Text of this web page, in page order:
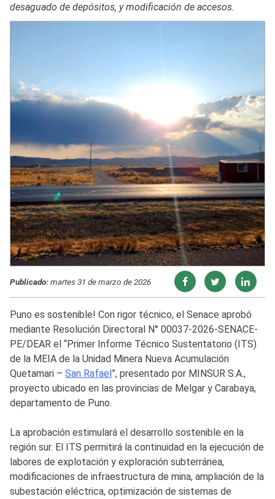
desaguado de depósitos, y modificación de accesos.
Publicado:martes 31 de marzo de 2026
Puno es sostenible! Con rigor técnico, el Senace aprobó
mediante Resolución Directoral N° 00037-2026-SENACE-
PE/DEAR el “Primer Informe Técnico Sustentatorio (ITS)
de la MEIA de la Unidad Minera Nueva Acumulación
Quetamari – San Rafael”, presentado por MINSUR S.A.,
proyecto ubicado en las provincias de Melgar y Carabaya,
departamento de Puno.
La aprobación estimulará el desarrollo sostenible en la
región sur. El ITS permitirá la continuidad en la ejecución de
labores de explotación y exploración subterránea,
modificaciones de infraestructura de mina, ampliación de la
subestación eléctrica, optimización de sistemas de